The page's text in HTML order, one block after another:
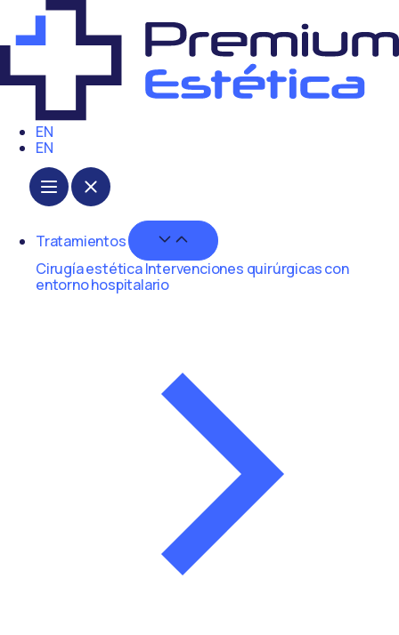
contenido
EN
EN
Tratamientos Cerrar Tratamientos
Abrir Tratamientos
Cirugía estéticaIntervenciones quirúrgicas con
entorno hospitalario